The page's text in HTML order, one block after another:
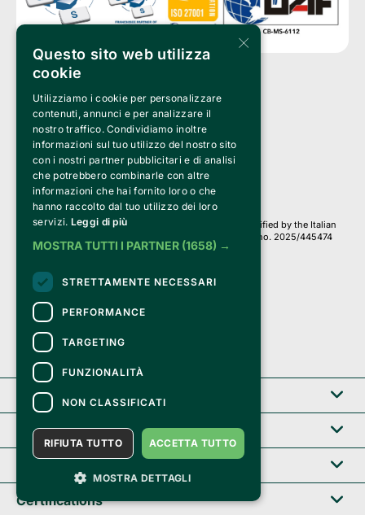
Clappit is a trademark of:
Bemils Srl
a Socio Unico
Via Fosse Ardeatine, 4 -20092 Cinisello Balsamo (MI)
PI 05589050961
Iscr. C.C.I.A.A. Milano R.E.A. 1833471
© 2010-2025 Bemils Srl - All rights reserved
Credits:
Clappit is based on the Belive 6.2 ticketing platform, certified by the Italian
Revenue Agency (Agenzia delle Entrate) under protocol no. 2025/445474
dated November 6, 2025.
On Clappit your purchases and your data
they are secure and protected by an SSL certificate
with 128-bit encryption.
Certifications
Clappit
Help center
×
Questo sito web utilizza
cookie
Utilizziamo i cookie per personalizzare
contenuti, annunci e per analizzare il
nostro traffico. Condividiamo inoltre
informazioni sul tuo utilizzo del nostro sito
con i nostri partner pubblicitari e di analisi
che potrebbero combinarle con altre
informazioni che hai fornito loro o che
hanno raccolto dal tuo utilizzo dei loro
servizi. Leggi di più
MOSTRA TUTTI I PARTNER (1658) →
STRETTAMENTE NECESSARI
PERFORMANCE
TARGETING
FUNZIONALITÀ
NON CLASSIFICATI
ACCETTA TUTTO
RIFIUTA TUTTO
MOSTRA DETTAGLI